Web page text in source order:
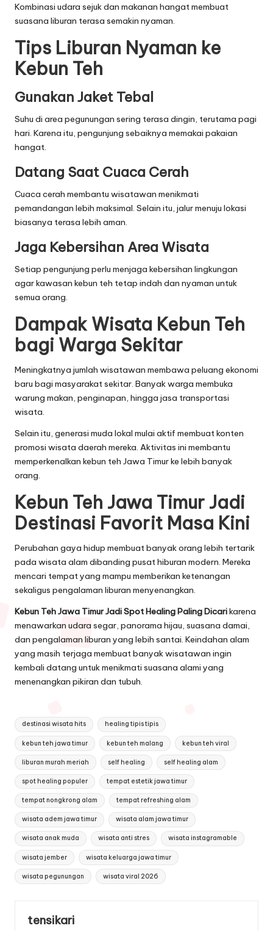
Kombinasi udara sejuk dan makanan hangat membuat
suasana liburan terasa semakin nyaman.
Tips Liburan Nyaman ke
Kebun Teh
Gunakan Jaket Tebal
Suhu di area pegunungan sering terasa dingin, terutama pagi
hari. Karena itu, pengunjung sebaiknya memakai pakaian
hangat.
Datang Saat Cuaca Cerah
Cuaca cerah membantu wisatawan menikmati
pemandangan lebih maksimal. Selain itu, jalur menuju lokasi
biasanya terasa lebih aman.
Jaga Kebersihan Area Wisata
Setiap pengunjung perlu menjaga kebersihan lingkungan
agar kawasan kebun teh tetap indah dan nyaman untuk
semua orang.
Dampak Wisata Kebun Teh
bagi Warga Sekitar
Meningkatnya jumlah wisatawan membawa peluang ekonomi
baru bagi masyarakat sekitar. Banyak warga membuka
warung makan, penginapan, hingga jasa transportasi
wisata.
Selain itu, generasi muda lokal mulai aktif membuat konten
promosi wisata daerah mereka. Aktivitas ini membantu
memperkenalkan kebun teh Jawa Timur ke lebih banyak
orang.
Kebun Teh Jawa Timur Jadi
Destinasi Favorit Masa Kini
Perubahan gaya hidup membuat banyak orang lebih tertarik
pada wisata alam dibanding pusat hiburan modern. Mereka
mencari tempat yang mampu memberikan ketenangan
sekaligus pengalaman liburan menyenangkan.
Kebun Teh Jawa Timur Jadi Spot Healing Paling Dicarikarena
menawarkan udara segar, panorama hijau, suasana damai,
dan pengalaman liburan yang lebih santai. Keindahan alam
yang masih terjaga membuat banyak wisatawan ingin
kembali datang untuk menikmati suasana alami yang
menenangkan pikiran dan tubuh.
Tags:
destinasi wisata hits healing tipis tipis
kebun teh jawa timur kebun teh malang kebun teh viral
liburan murah meriah self healing self healing alam
spot healing populer tempat estetik jawa timur
tempat nongkrong alam tempat refreshing alam
wisata adem jawa timur wisata alam jawa timur
wisata anak muda wisata anti stres wisata instagramable
wisata jember wisata keluarga jawa timur
wisata pegunungan wisata viral 2026
tensikari